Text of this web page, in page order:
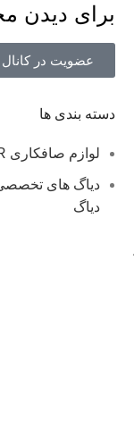
برای دیدن
عضویت در کانال
دسته بندی ها
لوازم صافکاری PDR
دیاگ های
دیاگ